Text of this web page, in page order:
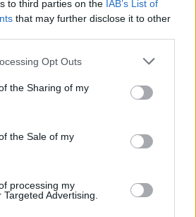
to third parties on the IAB’s List of
that may further disclose it to other
app uses one or more Google
or usage behaviour. You may click to
Google and its third-party tags to
specified purposes in below Google
Opt Outs
the Sharing of my
the Sale of my
processing my
Advertising.